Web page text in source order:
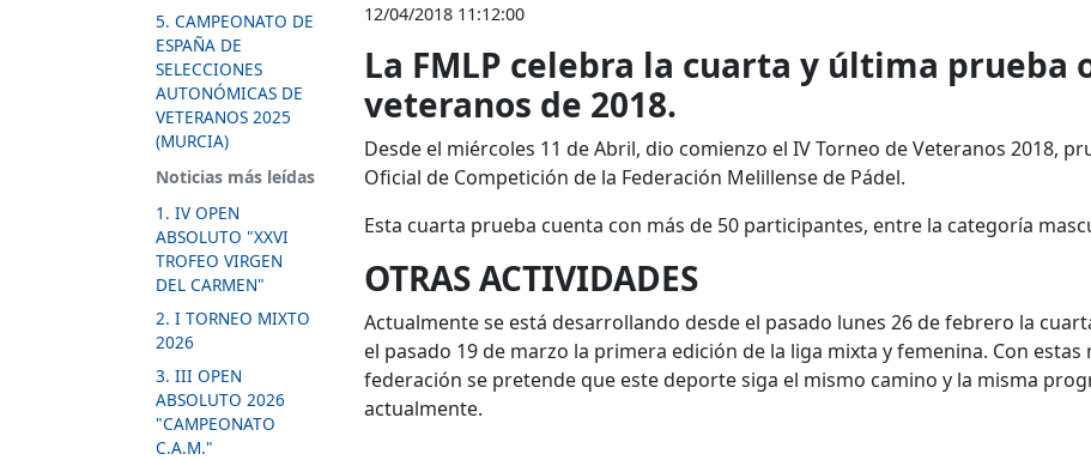
5. CAMPEONATO DE
ESPAÑA DE
SELECCIONES
AUTONÓMICAS DE
VETERANOS 2025
(MURCIA)
Noticias más leídas
1. IV OPEN
ABSOLUTO "XXVI
TROFEO VIRGEN
DEL CARMEN"
2. I TORNEO MIXTO
2026
3. III OPEN
ABSOLUTO 2026
"CAMPEONATO
C.A.M."
12/04/2018 11:12:00
La FMLP celebra la cuarta y última prueba
veteranos de 2018.
Desde el miércoles 11 de Abril, dio comienzo el IV Torneo de Veteranos 2018,
Oficial de Competición de la Federación Melillense de Pádel.
Esta cuarta prueba cuenta con más de 50 participantes, entre la categoría
OTRAS ACTIVIDADES
Actualmente se está desarrollando desde el pasado lunes 26 de febrero la
el pasado 19 de marzo la primera edición de la liga mixta y femenina. Con
federación se pretende que este deporte siga el mismo camino y la misma
actualmente.